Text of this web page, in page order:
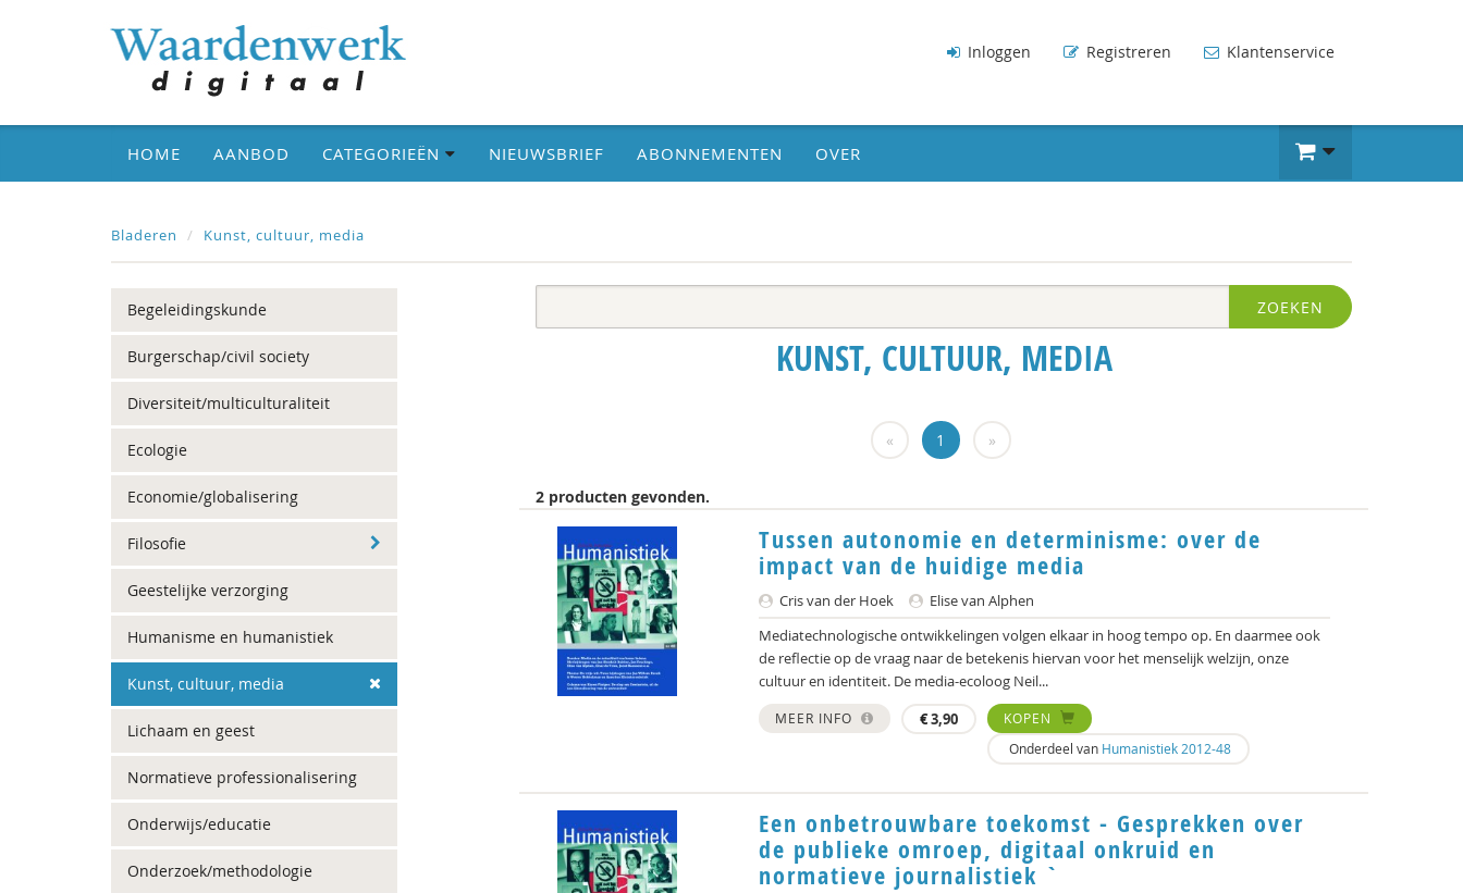
Inloggen Registreren Klantenservice
HOME AANBOD CATEGORIEËN NIEUWSBRIEF ABONNEMENTEN OVER
Bladeren Kunst, cultuur, media
Begeleidingskunde
Burgerschap/civil society
Diversiteit/multiculturaliteit
Ecologie
Economie/globalisering
Filosofie
Geestelijke verzorging
Humanisme en humanistiek
Kunst, cultuur, media
Lichaam en geest
Normatieve professionalisering
Onderwijs/educatie
Onderzoek/methodologie
ZOEKEN
KUNST, CULTUUR, MEDIA
« 1 »
2 producten gevonden.
Tussen autonomie en determinisme: over de
impact van de huidige media
Cris van der Hoek
Elise van Alphen
Mediatechnologische ontwikkelingen volgen elkaar in hoog tempo op. En daarmee ook
de reflectie op de vraag naar de betekenis hiervan voor het menselijk welzijn, onze
cultuur en identiteit. De media-ecoloog Neil...
MEER INFO €3,90
KOPEN
Onderdeel van Humanistiek 2012-48
Een onbetrouwbare toekomst - Gesprekken over
de publieke omroep, digitaal onkruid en
normatieve journalistiek `